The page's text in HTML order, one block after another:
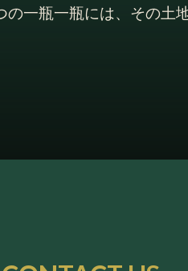
一瓶一瓶には、その土